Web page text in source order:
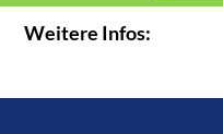
Weitere Infos: